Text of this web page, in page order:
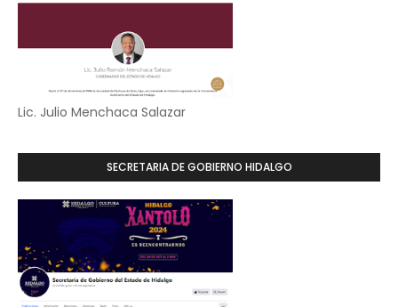
Lic. Julio Menchaca Salazar
SECRETARIA DE GOBIERNO HIDALGO